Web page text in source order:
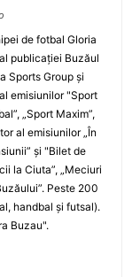
de fotbal Gloria
publicaţiei Buzăul
Sports Group şi
emisiunilor "Sport
„Sport Maxim”,
al emisiunilor „În
şi "Bilet de
la Ciuta”, „Meciuri
Peste 200
handbal şi futsal).
Buzau".